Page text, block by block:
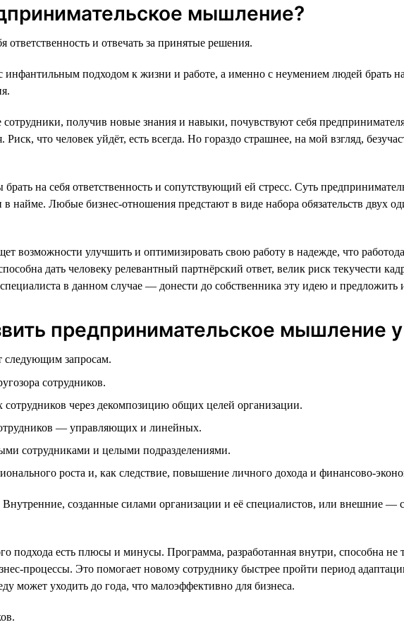
мышление?
и отвечать за принятые решения.
инфантильным подходом к жизни и работе, а именно с неумением людей брать
получив новые знания и навыки, почувствуют себя
что человек уйдёт, есть всегда. Но гораздо страшнее, на мой взгляд,
на себя ответственность и сопутствующий ей стресс. Суть
найме. Любые бизнес-отношения предстают в виде набора обязательств двух
улучшить и оптимизировать свою работу в надежде, что
дать человеку релевантный партнёрский ответ, велик риск текучести
в данном случае — донести до собственника эту идею и предложить
предпринимательское мышление у
следующим запросам.
сотрудников.
через декомпозицию общих целей организации.
— управляющих и линейных.
сотрудниками и целыми подразделениями.
роста и, как следствие, повышение личного дохода и финансово-
созданные силами организации и её специалистов, или внешние —
есть плюсы и минусы. Программа, разработанная внутри, способна не
процессы. Это помогает новому сотруднику быстрее пройти период
может уходить до года, что малоэффективно для бизнеса.